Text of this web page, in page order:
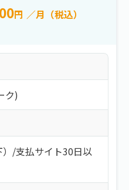
円 ／月（税込）
ク)
/支払サイト30日以